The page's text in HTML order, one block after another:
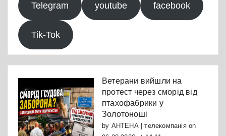
Telegram youtube facebook
Tik-Tok
Ветерани вийшли на
протест через сморід від
птахофабрики у
Золотоноші
by АНТЕНА | телекомпаніяon